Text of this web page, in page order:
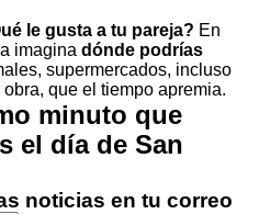
le gusta a tu pareja? En
imagina dónde podrías
supermercados, incluso
que el tiempo apremia.
minuto que
el día de San
noticias en tu correo